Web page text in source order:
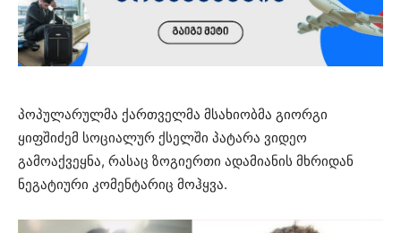
პოპულარულმა ქართველმა მსახიობმა გიორგი
ყიფშიძემ სოციალურ ქსელში პატარა ვიდეო
გამოაქვეყნა, რასაც ზოგიერთი ადამიანის მხრიდან
ნეგატიური კომენტარიც მოჰყვა.